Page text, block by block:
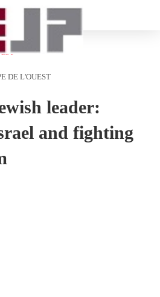
DE L'OUEST
leader:
and fighting